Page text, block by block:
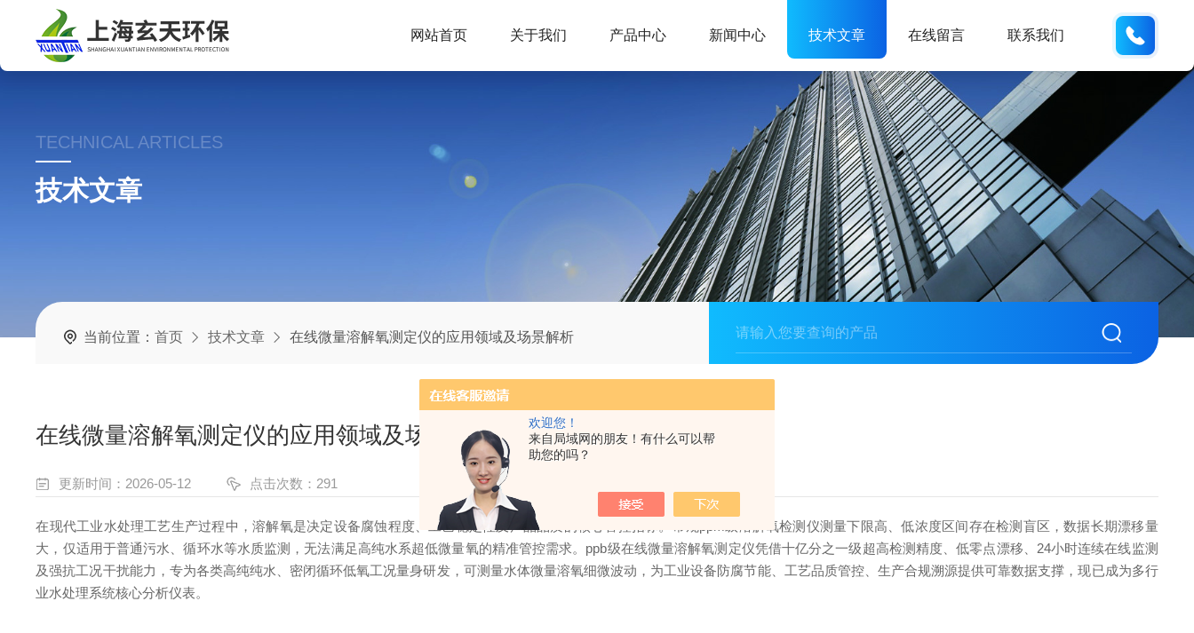
欢迎您！
来自局域网的朋友！有什么可以帮
助您的吗？
网站首页 关于我们 产品中心 新闻中心 技术文章 在线留言 联系我们
TECHNICAL ARTICLES
技术文章
当前位置：首页 技术文章 在线微量溶解氧测定仪的应用领域及场景解析
在线微量溶解氧测定仪的应用领域及场景解析
更新时间：2026-05-12 点击次数：291
在现代工业水处理工艺生产过程中，溶解氧是决定设备腐蚀程度、工艺稳定性及产品品质的核心管控指标。常规ppm级溶解氧检测仪测量下限高、低浓度区间存在检测盲区，数据长期漂移量
大，仅适用于普通污水、循环水等水质监测，无法满足高纯水系超低微量氧的精准管控需求。ppb级在线微量溶解氧测定仪凭借十亿分之一级超高检测精度、低零点漂移、24小时连续在线监测
及强抗工况干扰能力，专为各类高纯纯水、密闭循环低氧工况量身研发，可测量水体微量溶氧细微波动，为工业设备防腐节能、工艺品质管控、生产合规溯源提供可靠数据支撑，现已成为多行
业水处理系统核心分析仪表。